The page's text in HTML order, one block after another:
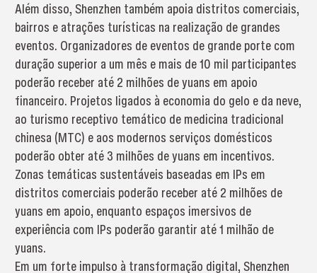
Além disso, Shenzhen também apoia distritos comerciais,
bairros e atrações turísticas na realização de grandes
eventos. Organizadores de eventos de grande porte com
duração superior a um mês e mais de 10 mil participantes
poderão receber até 2 milhões de yuans em apoio
financeiro. Projetos ligados à economia do gelo e da neve,
ao turismo receptivo temático de medicina tradicional
chinesa (MTC) e aos modernos serviços domésticos
poderão obter até 3 milhões de yuans em incentivos.
Zonas temáticas sustentáveis baseadas em IPs em
distritos comerciais poderão receber até 2 milhões de
yuans em apoio, enquanto espaços imersivos de
experiência com IPs poderão garantir até 1 milhão de
yuans.
Em um forte impulso à transformação digital, Shenzhen